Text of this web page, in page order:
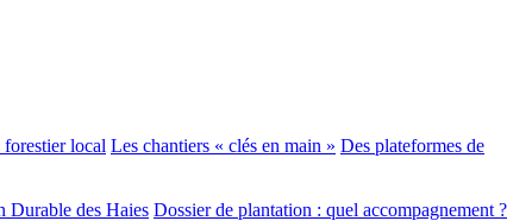
local Les chantiers « clés en main » Des plateformes de
Durable des Haies Dossier de plantation : quel accompagnement ?